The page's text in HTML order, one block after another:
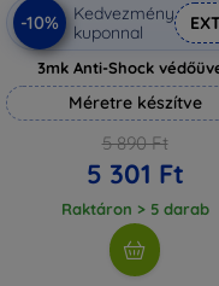
-10%
Kedvezmény
kuponnal
3mk Anti-Shock
Méretre készítve
5 890 Ft
5 301 Ft
Raktáron > 5 darab